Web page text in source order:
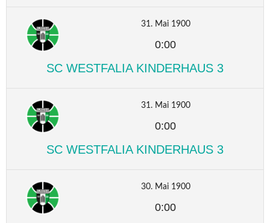
31. Mai 1900
0:00
SC WESTFALIA KINDERHAUS 3
31. Mai 1900
0:00
SC WESTFALIA KINDERHAUS 3
30. Mai 1900
0:00